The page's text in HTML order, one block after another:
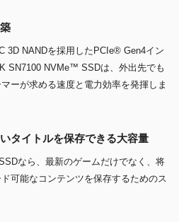
3D NANDを採用したPCIe® Gen4イン
SN7100 NVMe™ SSDは、外出先でも
ーが求める速度と電力効率を発揮しま
タイトルを保存できる大容量
なら、最新のゲームだけでなく、将
可能なコンテンツを保存するためのス